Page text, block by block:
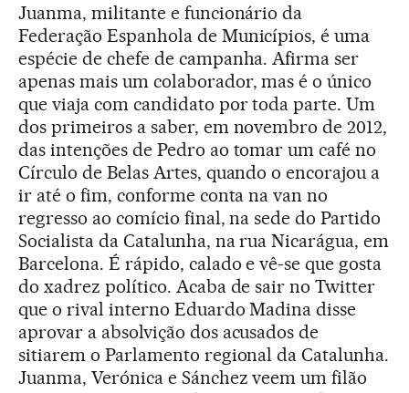
Juanma, militante e funcionário da
Federação Espanhola de Municípios, é uma
espécie de chefe de campanha. Afirma ser
apenas mais um colaborador, mas é o único
que viaja com candidato por toda parte. Um
dos primeiros a saber, em novembro de 2012,
das intenções de Pedro ao tomar um café no
Círculo de Belas Artes, quando o encorajou a
ir até o fim, conforme conta na van no
regresso ao comício final, na sede do Partido
Socialista da Catalunha, na rua Nicarágua, em
Barcelona. É rápido, calado e vê-se que gosta
do xadrez político. Acaba de sair no Twitter
que o rival interno Eduardo Madina disse
aprovar a absolvição dos acusados de
sitiarem o Parlamento regional da Catalunha.
Juanma, Verónica e Sánchez veem um filão